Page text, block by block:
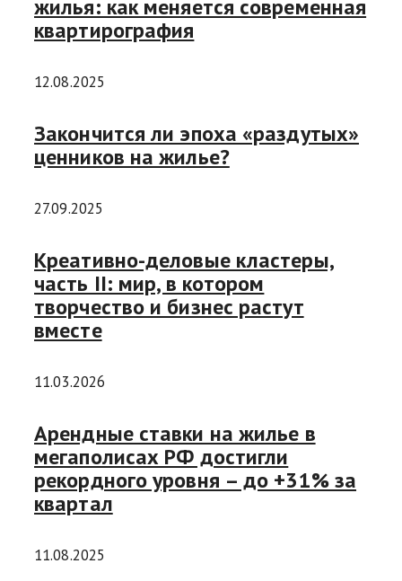
жилья: как меняется современная
квартирография
12.08.2025
Закончится ли эпоха «раздутых»
ценников на жилье?
27.09.2025
Креативно-деловые кластеры,
часть II: мир, в котором
творчество и бизнес растут
вместе
11.03.2026
Арендные ставки на жилье в
мегаполисах РФ достигли
рекордного уровня – до +31% за
квартал
11.08.2025